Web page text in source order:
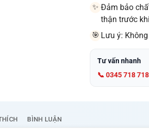
✨ Đảm bảo
thận trước
🎯 Lưu ý:
Tư vấn nhanh
📞 0345 718 718
BÌNH LUẬN